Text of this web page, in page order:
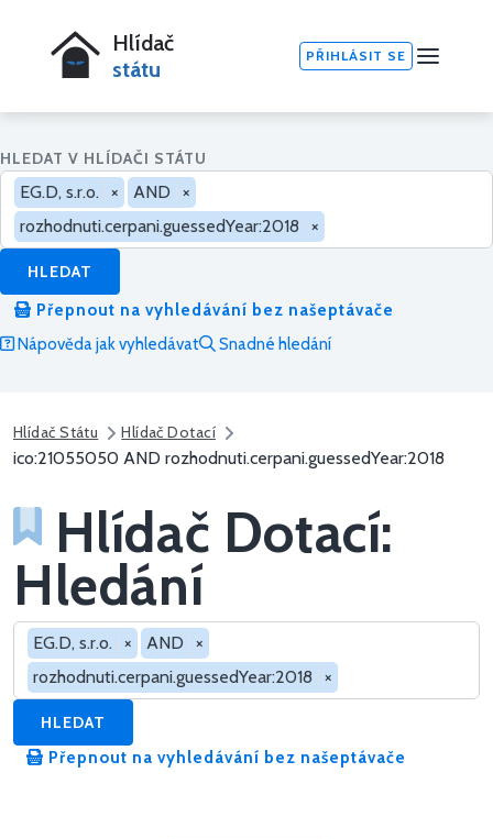
Hlídač
státu
PŘIHLÁSIT SE
HLEDAT V HLÍDAČI STÁTU
EG.D, s.r.o. × AND
×
rozhodnuti.cerpani.guessedYear:2018
×
HLEDAT
Přepnout na vyhledávání bez našeptávače
Nápověda jak vyhledávat
Snadné hledání
Hlídač Státu Hlídač Dotací
ico:21055050 AND rozhodnuti.cerpani.guessedYear:2018
Hlídač Dotací:
Hledání
Hledat v dotacích
EG.D, s.r.o. × AND
×
rozhodnuti.cerpani.guessedYear:2018
×
HLEDAT
Přepnout na vyhledávání bez našeptávače